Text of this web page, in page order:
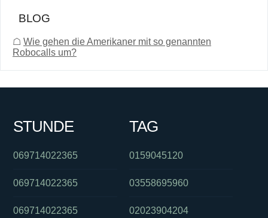
BLOG
☖ Wie gehen die Amerikaner mit so genannten
Robocalls um?
STUNDE
069714022365
069714022365
069714022365
TAG
0159045120
03558695960
02023904204